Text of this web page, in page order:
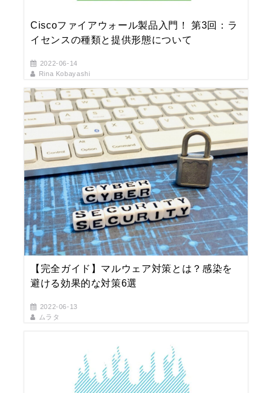
Ciscoファイアウォール製品入門！ 第3回：ラ
イセンスの種類と提供形態について
2022-06-14
Rina Kobayashi
【完全ガイド】マルウェア対策とは？感染を
避ける効果的な対策6選
2022-06-13
ムラタ